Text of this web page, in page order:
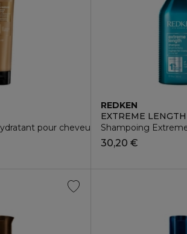
pour cheveux secs
REDKEN
EXTREME LENGTH
Shampoing
30,20 €